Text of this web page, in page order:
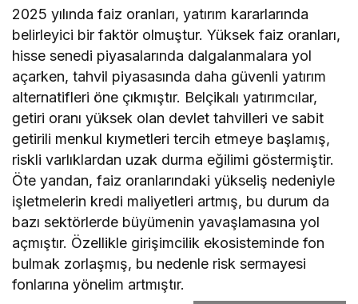
2025 yılında faiz oranları, yatırım kararlarında
belirleyici bir faktör olmuştur. Yüksek faiz oranları,
hisse senedi piyasalarında dalgalanmalara yol
açarken, tahvil piyasasında daha güvenli yatırım
alternatifleri öne çıkmıştır. Belçikalı yatırımcılar,
getiri oranı yüksek olan devlet tahvilleri ve sabit
getirili menkul kıymetleri tercih etmeye başlamış,
riskli varlıklardan uzak durma eğilimi göstermiştir.
Öte yandan, faiz oranlarındaki yükseliş nedeniyle
işletmelerin kredi maliyetleri artmış, bu durum da
bazı sektörlerde büyümenin yavaşlamasına yol
açmıştır. Özellikle girişimcilik ekosisteminde fon
bulmak zorlaşmış, bu nedenle risk sermayesi
fonlarına yönelim artmıştır.